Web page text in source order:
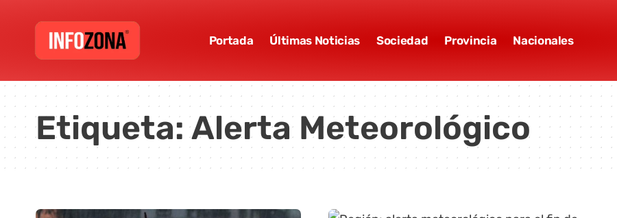
Portada Últimas Noticias Sociedad Provincia Nacionales
Etiqueta:Alerta Meteorológico